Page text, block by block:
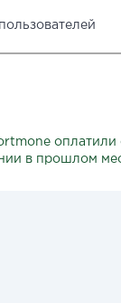
оплатили
в прошлом